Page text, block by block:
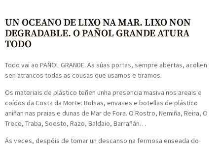
UN OCEANO DE LIXO NA MAR. LIXO NON
DEGRADABLE. O PAÑOL GRANDE ATURA
TODO
Todo vai ao PAÑOL GRANDE. As súas portas, sempre abertas, acollen
sen atrancos todas as cousas que usamos e tiramos.
Os materiais de plástico teñen unha presencia masiva nos areais e
coídos da Costa da Morte: Bolsas, envases e botellas de plástico
aniñan nas praias e dunas de Mar de Fora. O Rostro, Nemiña, Reira, O
Trece, Traba, Soesto, Razo, Baldaio, Barrañán…
Ás veces, despóis de tomar un descanso na fermosa enseada do